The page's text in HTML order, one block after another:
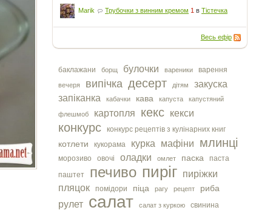
Marik Трубочки з винним кремом 1 вТістечка
Весь ефір
баклажани борщ булочки вареники варення
вечеря випічка десерт дітям
закуска
запіканка
кабачки кава капуста капустяний
флешмоб картопля кекс кекси
конкурс конкурс рецептів з кулінарних книг
котлети кукорама курка мафіни млинці
морозиво овочі оладки омлет паска
паста
паштет
печиво пиріг пиріжки
пляцок
помідори піца рагу рецепт риба
рулет салат салат з куркою свинина